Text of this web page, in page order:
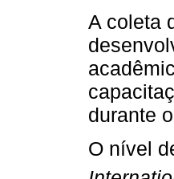
A coleta
durante
O nível